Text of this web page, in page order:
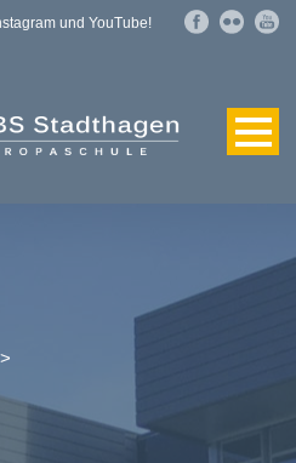
und YouTube!
>